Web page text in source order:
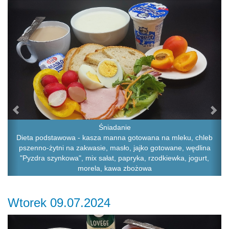
Śniadanie
Dieta podstawowa - kasza manna gotowana na mleku, chleb
pszenno-żytni na zakwasie, masło, jajko gotowane, wędlina
"Pyzdra szynkowa", mix sałat, papryka, rzodkiewka, jogurt,
morela, kawa zbożowa
Wtorek 09.07.2024